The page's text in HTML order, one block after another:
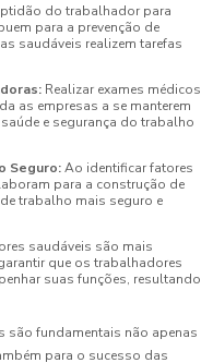
do trabalhador para
para a prevenção de
saudáveis realizem tarefas
Realizar exames médicos
as empresas a se manterem
e segurança do trabalho
Seguro:Ao identificar fatores
para a construção de
trabalho mais seguro e
saudáveis são mais
que os trabalhadores
suas funções, resultando
são fundamentais não apenas
para o sucesso das